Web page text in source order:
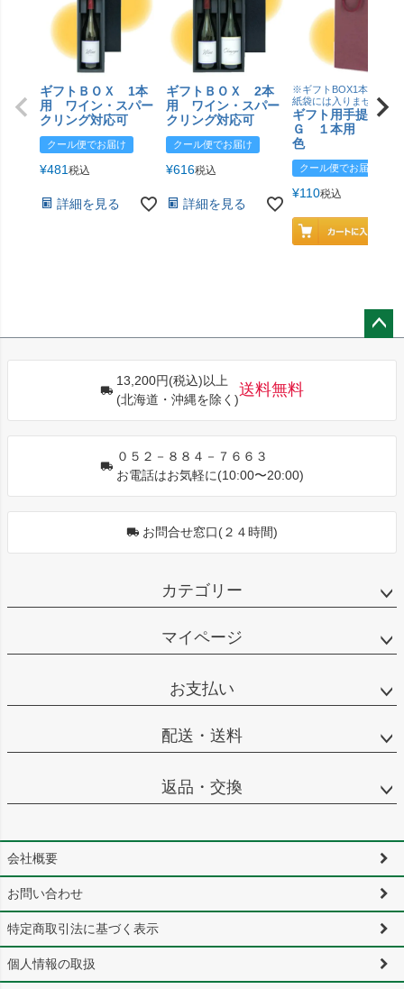
ギフトＢＯＸ 1本
用 ワイン・スパー
クリング対応可
クール便でお届け
¥481 税込
詳細を見る
ギフトＢＯＸ 2本
用 ワイン・スパー
クリング対応可
クール便でお届け
¥616税込
詳細を見る
※ギフトBOX1本用はこ
紙袋には入りません
ギフト用手提げＢ
Ｇ １本用 エン
色
クール便でお届け
¥110税込
13,200円(税込)以上
(北海道・沖縄を除く)
送料無料
０５２－８８４－７６６３
お電話はお気軽に(10:00〜20:00)
お問合せ窓口(２４時間)
カテゴリー
マイページ
お支払い
配送・送料
返品・交換
会社概要
お問い合わせ
特定商取引法に基づく表示
個人情報の取扱